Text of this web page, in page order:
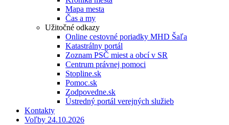
Mapa mesta
Čas a my
Užitočné odkazy
Online cestovné poriadky MHD Šaľa
Katastrálny portál
Zoznam PSČ miest a obcí v SR
Centrum právnej pomoci
Stopline.sk
Pomoc.sk
Zodpovedne.sk
Ústredný portál verejných služieb
Kontakty
Voľby 24.10.2026